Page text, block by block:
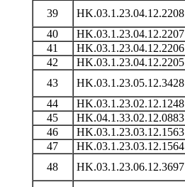
39
HK.03.1.23.04.12.2208
40
HK.03.1.23.04.12.2207
41
HK.03.1.23.04.12.2206
42
HK.03.1.23.04.12.2205
43
HK.03.1.23.05.12.3428
44
HK.03.1.23.02.12.1248
45
HK.04.1.33.02.12.0883
46
HK.03.1.23.03.12.1563
47
HK.03.1.23.03.12.1564
48
HK.03.1.23.06.12.3697